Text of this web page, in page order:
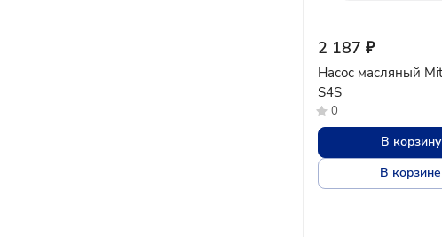
2 187 ₽
Насос масляный
S4S
0
В корзину
В корзине